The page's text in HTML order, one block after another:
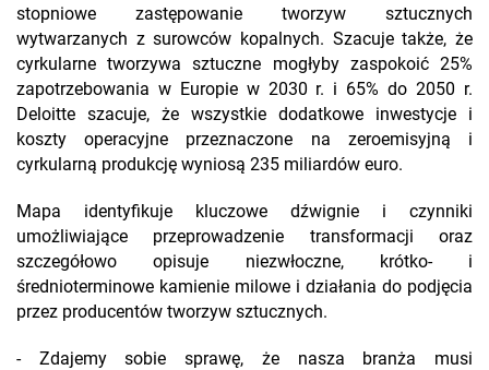
stopniowe zastępowanie tworzyw sztucznych
wytwarzanych z surowców kopalnych. Szacuje także, że
cyrkularne tworzywa sztuczne mogłyby zaspokoić 25%
zapotrzebowania w Europie w 2030 r. i 65% do 2050 r.
Deloitte szacuje, że wszystkie dodatkowe inwestycje i
koszty operacyjne przeznaczone na zeroemisyjną i
cyrkularną produkcję wyniosą 235 miliardów euro.
Mapa identyfikuje kluczowe dźwignie i czynniki
umożliwiające przeprowadzenie transformacji oraz
szczegółowo opisuje niezwłoczne, krótko- i
średnioterminowe kamienie milowe i działania do podjęcia
przez producentów tworzyw sztucznych.
- Zdajemy sobie sprawę, że nasza branża musi